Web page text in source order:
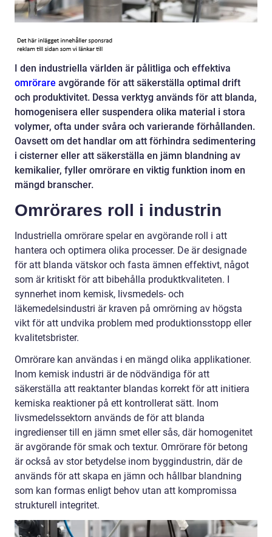
I den industriella världen är pålitliga och effektiva
omrörare avgörande för att säkerställa optimal drift
och produktivitet. Dessa verktyg används för att blanda,
homogenisera eller suspendera olika material i stora
volymer, ofta under svåra och varierande förhållanden.
Oavsett om det handlar om att förhindra sedimentering
i cisterner eller att säkerställa en jämn blandning av
kemikalier, fyller omrörare en viktig funktion inom en
mängd branscher.
Omrörares roll i industrin
Industriella omrörare spelar en avgörande roll i att
hantera och optimera olika processer. De är designade
för att blanda vätskor och fasta ämnen effektivt, något
som är kritiskt för att bibehålla produktkvaliteten. I
synnerhet inom kemisk, livsmedels- och
läkemedelsindustri är kraven på omrörning av högsta
vikt för att undvika problem med produktionsstopp eller
kvalitetsbrister.
Omrörare kan användas i en mängd olika applikationer.
Inom kemisk industri är de nödvändiga för att
säkerställa att reaktanter blandas korrekt för att initiera
kemiska reaktioner på ett kontrollerat sätt. Inom
livsmedelssektorn används de för att blanda
ingredienser till en jämn smet eller sås, där homogenitet
är avgörande för smak och textur. Omrörare för betong
är också av stor betydelse inom byggindustrin, där de
används för att skapa en jämn och hållbar blandning
som kan formas enligt behov utan att kompromissa
strukturell integritet.